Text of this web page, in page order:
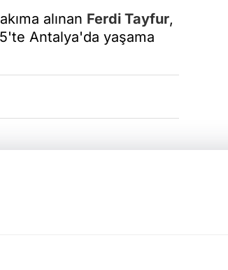
alınan Ferdi Tayfur,
Antalya'da yaşama